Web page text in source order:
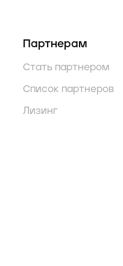
Партнерам
Стать партнером
Список партнеров
Лизинг